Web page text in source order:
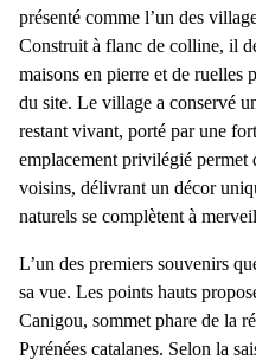
présenté comme l’un des
Construit à flanc de colline, il
maisons en pierre et de ruelles
du site. Le village a conservé
restant vivant, porté par une
emplacement privilégié permet
voisins, délivrant un décor
naturels se complètent à
L’un des premiers souvenirs
sa vue. Les points hauts
Canigou, sommet phare de la
Pyrénées catalanes. Selon la